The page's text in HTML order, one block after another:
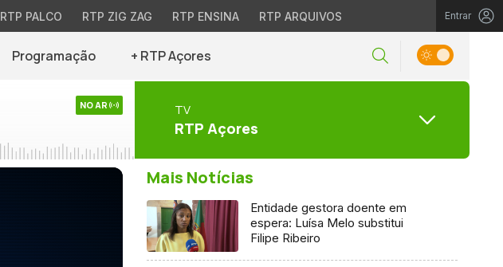
RTP PALCO RTP ZIG ZAG RTP ENSINA RTP ARQUIVOS Entrar
Programação + RTP Açores
NO AR TV
RTP Açores
Mais Notícias
Entidade gestora doente em
espera: Luísa Melo substitui
Filipe Ribeiro